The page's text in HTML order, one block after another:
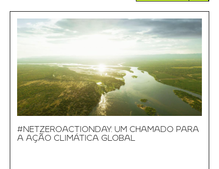
#NETZEROACTIONDAY: UM CHAMADO PARA
A AÇÃO CLIMÁTICA GLOBAL